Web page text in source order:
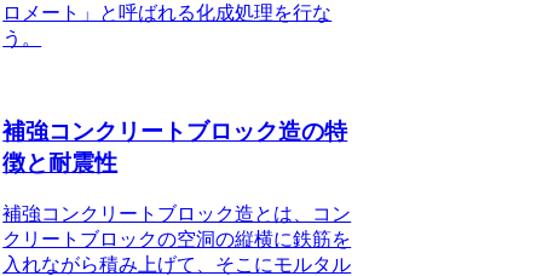
ロメート」と呼ばれる化成処理を行な
う。
補強コンクリートブロック造の特
徴と耐震性
補強コンクリートブロック造とは、コン
クリートブロックの空洞の縦横に鉄筋を
入れながら積み上げて、そこにモルタル